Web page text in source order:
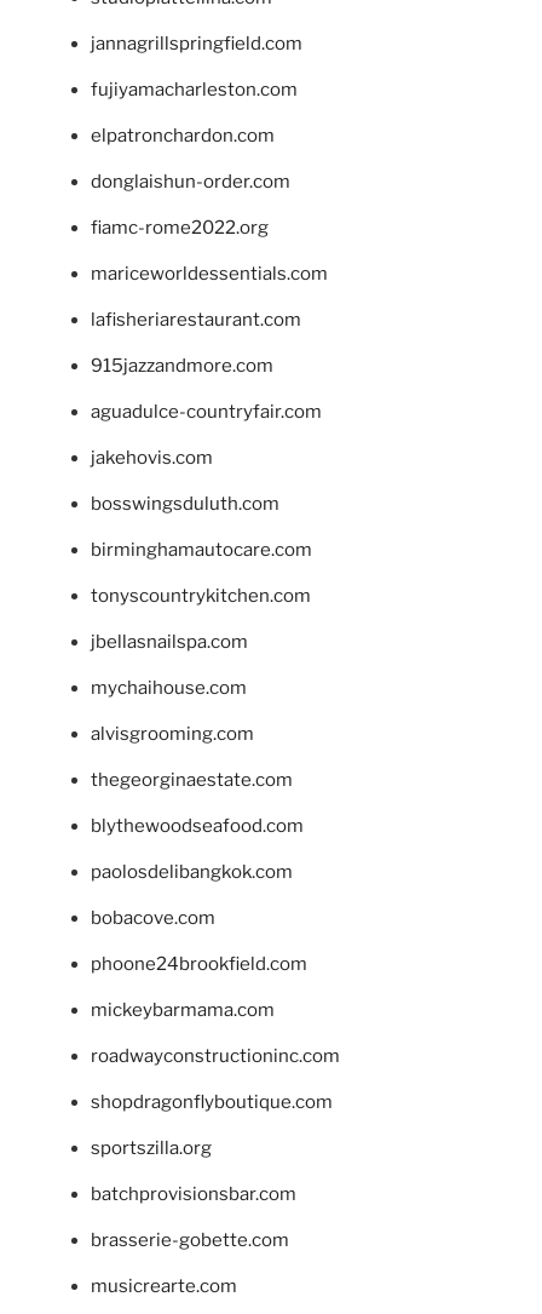
jannagrillspringfield.com
fujiyamacharleston.com
elpatronchardon.com
donglaishun-order.com
fiamc-rome2022.org
mariceworldessentials.com
lafisheriarestaurant.com
915jazzandmore.com
aguadulce-countryfair.com
jakehovis.com
bosswingsduluth.com
birminghamautocare.com
tonyscountrykitchen.com
jbellasnailspa.com
mychaihouse.com
alvisgrooming.com
thegeorginaestate.com
blythewoodseafood.com
paolosdelibangkok.com
bobacove.com
phoone24brookfield.com
mickeybarmama.com
roadwayconstructioninc.com
shopdragonflyboutique.com
sportszilla.org
batchprovisionsbar.com
brasserie-gobette.com
musicrearte.com